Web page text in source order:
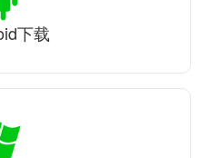
下载